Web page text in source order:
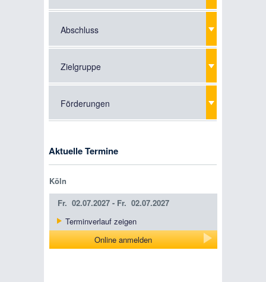
Abschluss
Zielgruppe
Förderungen
Aktuelle Termine
Köln
Fr. 02.07.2027 - Fr. 02.07.2027
Terminverlauf zeigen
Online anmelden